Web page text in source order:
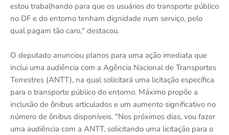
estou trabalhando para que os usuários do transporte público
no DF e do entorno tenham dignidade num serviço, pelo
qual pagam tão caro," destacou.
O deputado anunciou planos para uma ação imediata que
inclui uma audiência com a Agência Nacional de Transportes
Terrestres (ANTT), na qual solicitará uma licitação específica
para o transporte público do entorno. Máximo propõe a
inclusão de ônibus articulados e um aumento significativo no
número de ônibus disponíveis. "Nos próximos dias, vou fazer
uma audiência com a ANTT, solicitando uma licitação para o